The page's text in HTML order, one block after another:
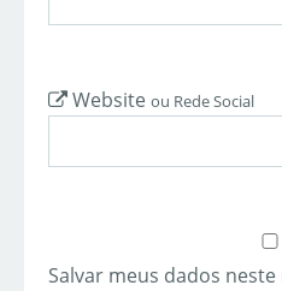
Website ou Rede Social
Salvar meus dados